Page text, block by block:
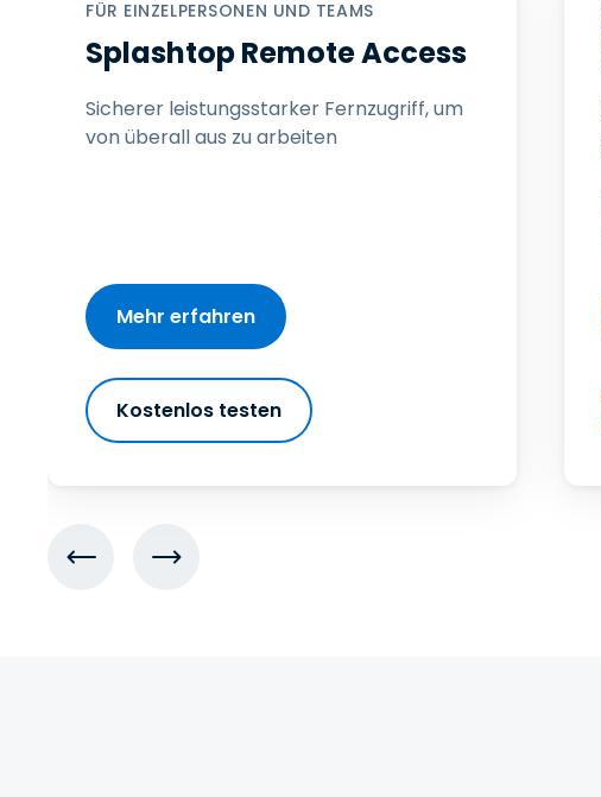
FÜR EINZELPERSONEN UND TEAMS
Splashtop Remote Access
Sicherer leistungsstarker Fernzugriff, um
von überall aus zu arbeiten
Mehr erfahren
Kostenlos testen